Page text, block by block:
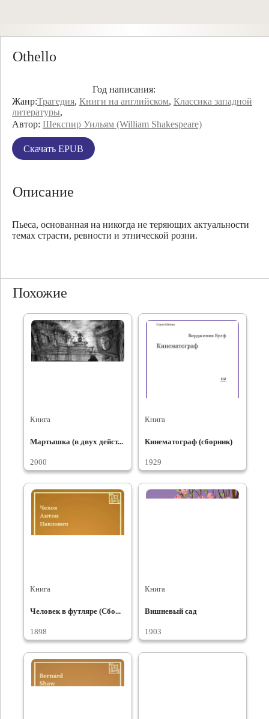
Othello
Год написания:
Жанр:Трагедия, Книги на английском, Классика западной
литературы,
Автор: Шекспир Уильям (William Shakespeare)
Скачать EPUB
Описание
Пьеса, основанная на никогда не теряющих актуальности
темах страсти, ревности и этнической розни.
Похожие
Книга
Мартышка (в двух дейст...
2000
Книга
Кинематограф (сборник)
1929
Книга
Человек в футляре (Сбо...
1898
Книга
Вишневый сад
1903